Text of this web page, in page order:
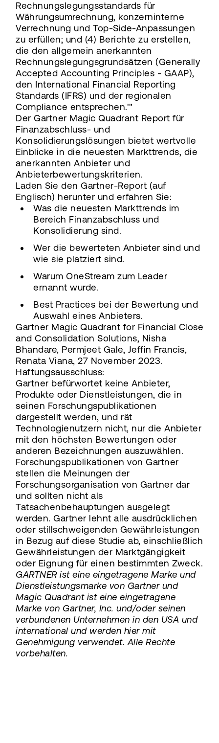
Rechnungslegungsstandards für
Währungsumrechnung, konzerninterne
Verrechnung und Top-Side-Anpassungen
zu erfüllen; und (4) Berichte zu erstellen,
die den allgemein anerkannten
Rechnungslegungsgrundsätzen (Generally
Accepted Accounting Principles - GAAP),
den International Financial Reporting
Standards (IFRS) und der regionalen
Compliance entsprechen.'"
Der Gartner Magic Quadrant Report für
Finanzabschluss- und
Konsolidierungslösungen bietet wertvolle
Einblicke in die neuesten Markttrends, die
anerkannten Anbieter und
Anbieterbewertungskriterien.
Laden Sie den Gartner-Report (auf
Englisch) herunter und erfahren Sie:
Was die neuesten Markttrends im
Bereich Finanzabschluss und
Konsolidierung sind.
Wer die bewerteten Anbieter sind und
wie sie platziert sind.
Warum OneStream zum Leader
ernannt wurde.
Best Practices bei der Bewertung und
Auswahl eines Anbieters.
Gartner Magic Quadrant for Financial Close
and Consolidation Solutions, Nisha
Bhandare, Permjeet Gale, Jeffin Francis,
Renata Viana, 27 November 2023.
Haftungsausschluss:
Gartner befürwortet keine Anbieter,
Produkte oder Dienstleistungen, die in
seinen Forschungspublikationen
dargestellt werden, und rät
Technologienutzern nicht, nur die Anbieter
mit den höchsten Bewertungen oder
anderen Bezeichnungen auszuwählen.
Forschungspublikationen von Gartner
stellen die Meinungen der
Forschungsorganisation von Gartner dar
und sollten nicht als
Tatsachenbehauptungen ausgelegt
werden. Gartner lehnt alle ausdrücklichen
oder stillschweigenden Gewährleistungen
in Bezug auf diese Studie ab, einschließlich
Gewährleistungen der Marktgängigkeit
oder Eignung für einen bestimmten Zweck.
GARTNER ist eine eingetragene Marke und
Dienstleistungsmarke von Gartner und
Magic Quadrant ist eine eingetragene
Marke von Gartner, Inc. und/oder seinen
verbundenen Unternehmen in den USA und
international und werden hier mit
Genehmigung verwendet. Alle Rechte
vorbehalten.